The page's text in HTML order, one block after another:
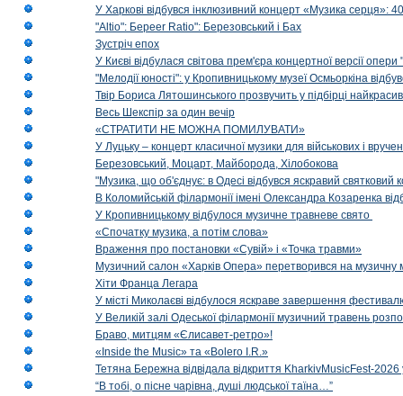
У Харкові відбувся інклюзивний концерт «Музика серця»:
"Altio": Береer Ratio": Березовський і Бах
Зустріч епох
У Києві відбулася світова прем'єра концертної версії
"Мелодії юності": у Кропивницькому музеї Осмьоркіна
Твір Бориса Лятошинського прозвучить у підбірці
Весь Шекспір за один вечір
«СТРАТИТИ НЕ МОЖНА ПОМИЛУВАТИ»
У Луцьку – концерт класичної музики для військових і
Березовський, Моцарт, Майборода, Хілобокова
"Музика, що об'єднує: в Одесі відбувся яскравий
В Коломийській філармонії імені Олександра Козаренка
У Кропивницькому відбулося музичне травневе свято
«Спочатку музика, а потім слова»
Враження про постановки «Сувій» і «Точка травми»
Музичний салон «Харків Опера» перетворився на музичну
Хіти Франца Легара
У місті Миколаєві відбулося яскраве завершення
У Великій залі Одеської філармонії музичний травень
Браво, митцям «Єлисавет-ретро»!
«Inside the Music» та «Bolero I.R.»
Тетяна Бережна відвідала відкриття KharkivMusicFest-2026
“В тобі, о пісне чарівна, душі людської таїна…”